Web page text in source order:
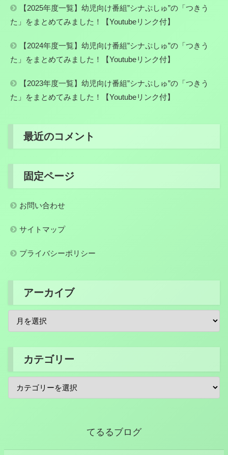
【2025年度一覧】幼児向け番組”シナぷしゅ”の「つきう
た」をまとめてみました！【Youtubeリンク付】
【2024年度一覧】幼児向け番組”シナぷしゅ”の「つきう
た」をまとめてみました！【Youtubeリンク付】
【2023年度一覧】幼児向け番組”シナぷしゅ”の「つきう
た」をまとめてみました！【Youtubeリンク付】
最近のコメント
固定ページ
お問い合わせ
サイトマップ
プライバシーポリシー
アーカイブ
カテゴリー
てるるブログ